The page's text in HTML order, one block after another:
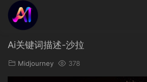
Ai关键词描述-沙拉
Midjourney 378